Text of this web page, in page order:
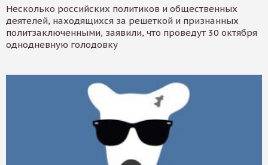
Несколько российских политиков и общественных
деятелей, находящихся за решеткой и признанных
политзаключенными, заявили, что проведут 30 октября
однодневную голодовку